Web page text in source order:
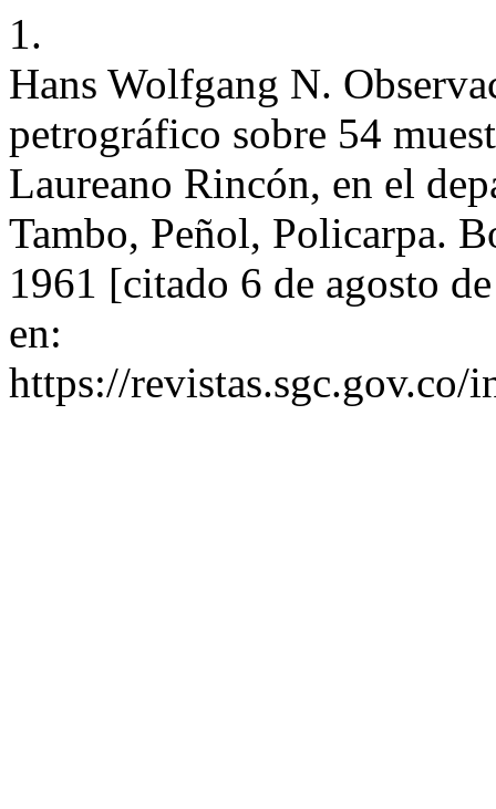
1.
Hans Wolfgang N.
petrográfico sobre 54
Laureano Rincón, en el
Tambo, Peñol, Policarpa.
1961 [citado 6 de agosto
en:
https://